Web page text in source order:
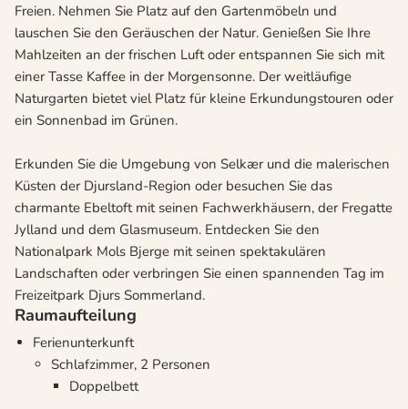
Freien. Nehmen Sie Platz auf den Gartenmöbeln und
lauschen Sie den Geräuschen der Natur. Genießen Sie Ihre
Mahlzeiten an der frischen Luft oder entspannen Sie sich mit
einer Tasse Kaffee in der Morgensonne. Der weitläufige
Naturgarten bietet viel Platz für kleine Erkundungstouren oder
ein Sonnenbad im Grünen.
Erkunden Sie die Umgebung von Selkær und die malerischen
Küsten der Djursland-Region oder besuchen Sie das
charmante Ebeltoft mit seinen Fachwerkhäusern, der Fregatte
Jylland und dem Glasmuseum. Entdecken Sie den
Nationalpark Mols Bjerge mit seinen spektakulären
Landschaften oder verbringen Sie einen spannenden Tag im
Freizeitpark Djurs Sommerland.
Raumaufteilung
Ferienunterkunft
Schlafzimmer, 2 Personen
Doppelbett